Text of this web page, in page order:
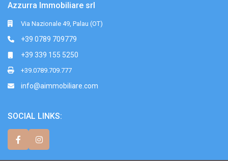
Azzurra Immobiliare srl
Via Nazionale 49, Palau (OT)
+39 0789 709779
+39 339 155 5250
+39.0789.709.777
info@aimmobiliare.com
SOCIAL LINKS: